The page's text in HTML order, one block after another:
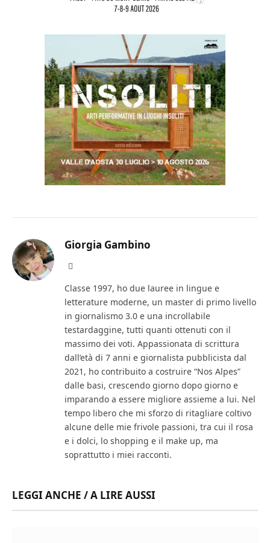
Giorgia Gambino
Classe 1997, ho due lauree in lingue e
letterature moderne, un master di primo livello
in giornalismo 3.0 e una incrollabile
testardaggine, tutti quanti ottenuti con il
massimo dei voti. Appassionata di scrittura
dall’età di 7 anni e giornalista pubblicista dal
2021, ho contribuito a costruire “Nos Alpes”
dalle basi, crescendo giorno dopo giorno e
imparando a essere migliore assieme a lui. Nel
tempo libero che mi sforzo di ritagliare coltivo
alcune delle mie frivole passioni, tra cui il rosa
e i dolci, lo shopping e il make up, ma
soprattutto i miei racconti.
LEGGI ANCHE / A LIRE AUSSI